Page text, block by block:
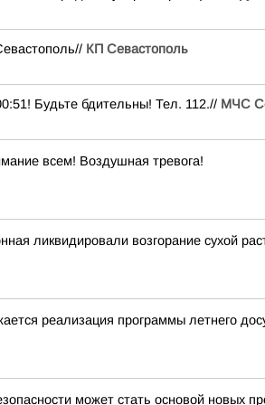
КП Севастополь
Будьте бдительны! Тел. 112.// МЧС
всем! Воздушная тревога!
ликвидировали возгорание сухой
реализация программы летнего
может стать основой новых